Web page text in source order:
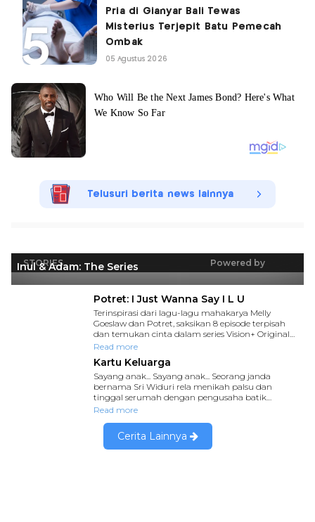
Pria di Gianyar Bali Tewas
Misterius Terjepit Batu Pemecah
Ombak
05 Agustus 2026
Telusuri berita news lainnya